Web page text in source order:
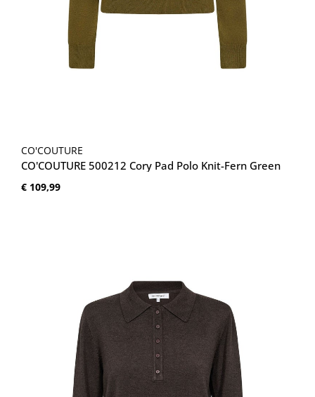
CO'COUTURE
CO'COUTURE 500212 Cory Pad Polo Knit-Fern Green
Normale prijs:
€ 109,99